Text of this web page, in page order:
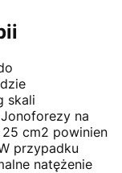
skali
na
cm2 powinien
przypadku
natężenie